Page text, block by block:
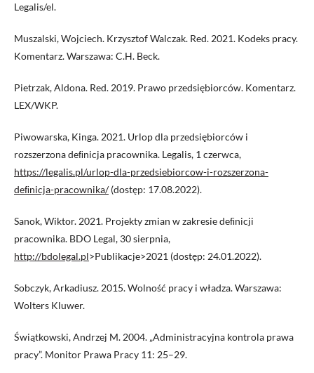
Legalis/el.
Muszalski, Wojciech. Krzysztof Walczak. Red. 2021. Kodeks pracy.
Komentarz. Warszawa: C.H. Beck.
Pietrzak, Aldona. Red. 2019. Prawo przedsiębiorców. Komentarz.
LEX/WKP.
Piwowarska, Kinga. 2021. Urlop dla przedsiębiorców i
rozszerzona deﬁnicja pracownika. Legalis, 1 czerwca,
https://legalis.pl/urlop-dla-przedsiebiorcow-i-rozszerzona-
deﬁnicja-pracownika/(dostęp: 17.08.2022).
Sanok, Wiktor. 2021. Projekty zmian w zakresie deﬁnicji
pracownika. BDO Legal, 30 sierpnia,
http://bdolegal.pl>Publikacje>2021 (dostęp: 24.01.2022).
Sobczyk, Arkadiusz. 2015. Wolność pracy i władza. Warszawa:
Wolters Kluwer.
Świątkowski, Andrzej M. 2004. „Administracyjna kontrola prawa
pracy”. Monitor Prawa Pracy 11: 25–29.